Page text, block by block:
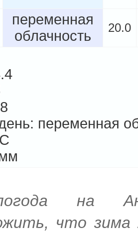
переменная
облачность
20.0
переменная
на
что зима